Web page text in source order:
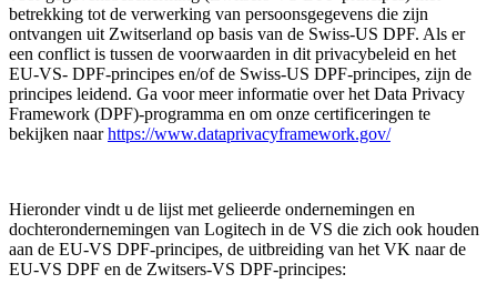
betrekking tot de verwerking van persoonsgegevens die zijn
ontvangen uit Zwitserland op basis van de Swiss-US DPF. Als er
een conflict is tussen de voorwaarden in dit privacybeleid en het
EU-VS- DPF-principes en/of de Swiss-US DPF-principes, zijn de
principes leidend. Ga voor meer informatie over het Data Privacy
Framework (DPF)-programma en om onze certificeringen te
bekijken naarhttps://www.dataprivacyframework.gov/
Hieronder vindt u de lijst met gelieerde ondernemingen en
dochterondernemingen van Logitech in de VS die zich ook houden
aan de EU-VS DPF-principes, de uitbreiding van het VK naar de
EU-VS DPF en de Zwitsers-VS DPF-principes: